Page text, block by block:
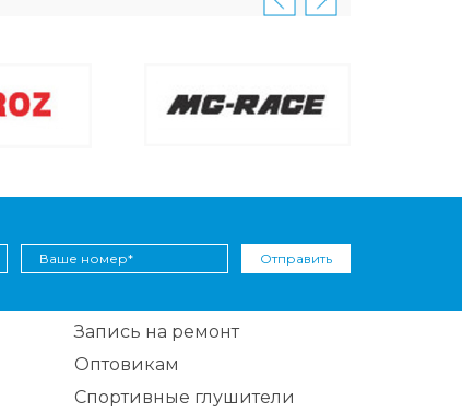
Отправить
Запись на ремонт
Оптовикам
Спортивные глушители